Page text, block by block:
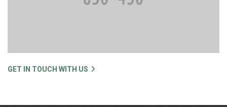
GET IN TOUCH WITH US